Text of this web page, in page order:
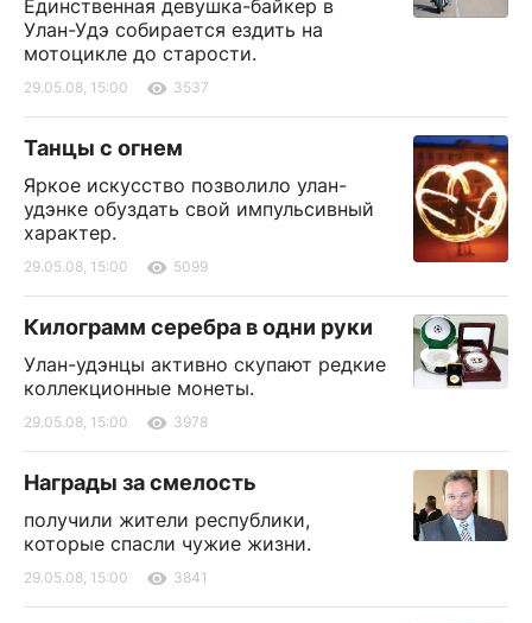
Единственная девушка-байкер в
Улан-Удэ собирается ездить на
мотоцикле до старости.
29.05.08, 15:00 3537
Танцы с огнем
Яркое искусство позволило улан-
удэнке обуздать свой импульсивный
характер.
29.05.08, 15:00 5099
Килограмм серебра в одни руки
Улан-удэнцы активно скупают редкие
коллекционные монеты.
29.05.08, 15:00 3978
Награды за смелость
получили жители республики,
которые спасли чужие жизни.
29.05.08, 15:00 3841